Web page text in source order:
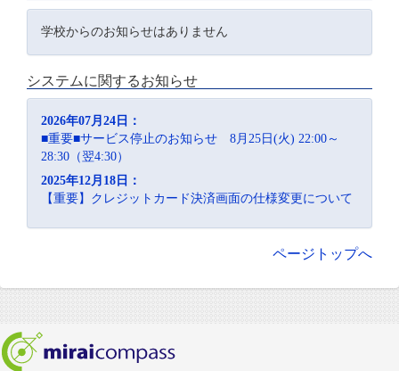
学校からのお知らせはありません
システムに関するお知らせ
2026年07月24日：
■重要■サービス停止のお知らせ 8月25日(火) 22:00～
28:30（翌4:30）
2025年12月18日：
【重要】クレジットカード決済画面の仕様変更について
ページトップへ